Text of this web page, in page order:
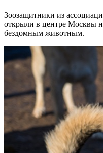
Зоозащитники из
открыли в центре Москвы
бездомным животным.